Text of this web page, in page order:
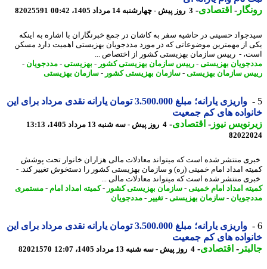
-اقتصادی-3 روز پیش - چهارشنبه 14 مرداد 1405، 00:42 82025591
حسینی در حاشیه سفر به کاشان در جمع خبرنگاران با اشاره به اینکه
از مهمترین موضوعاتی که در مورد مددجویان بهزیستی اهمیت دارد مسکن
- رییس سازمان بهزیستی کشور از اختصاص ...
بهزیستی-رییس سازمان بهزیستی کشور-بهزیستی-مددجویان-
سازمان بهزیستی-سازمان بهزیستی کشور-سازمان بهزیستی
واریزی یارانه؛ مبلغ 3.500.000 تومان یارانه نقدی مرداد برای این
های کم جمعیت
نیوز-اقتصادی-4 روز پیش - سه شنبه 13 مرداد 1405، 13:13
منتشر شده است که میتواند معادلات مالی هزاران خانوار تحت پوشش
امداد امام خمینی (ره) و سازمان بهزیستی کشور را دستخوش تغییر کند. -
منتشر شده است که میتواند معادلات مالی ...
امداد امام خمینی-سازمان بهزیستی کشور-کمیته امداد امام -مستمری
-سازمان بهزیستی-تغییر-مددجویان
واریزی یارانه؛ مبلغ 3.500.000 تومان یارانه نقدی مرداد برای این
های کم جمعیت
-اقتصادی-4 روز پیش - سه شنبه 13 مرداد 1405، 12:07 82021570